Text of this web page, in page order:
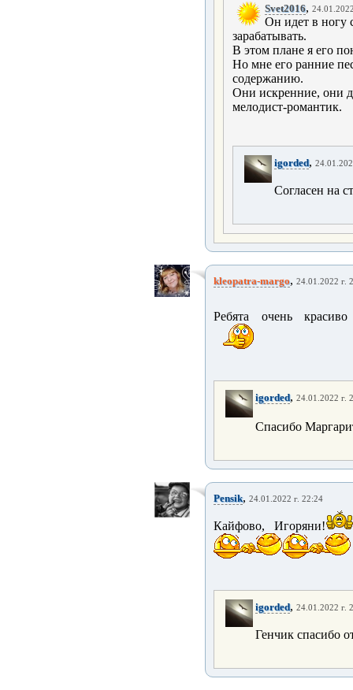
Svet2016,
Он идет в ногу
зарабатывать.
В этом плане я его
Но мне его ранние
содержанию.
Они искренние, они
мелодист-романтик.
igorded,
Согласен на
kleopatra-margo, 24.01.2022 г.
Ребята очень
igorded, 24.01.2022 г.
Спасибо
Pensik, 24.01.2022 г. 22:24
Кайфово, Игоряни!
igorded, 24.01.2022 г.
Генчик спасибо